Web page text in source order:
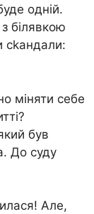
одній.
білявкою
сkандали:
міняти себе
був
До суду
Але,